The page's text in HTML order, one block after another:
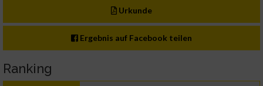
Urkunde
Ergebnis auf Facebook teilen
Ranking